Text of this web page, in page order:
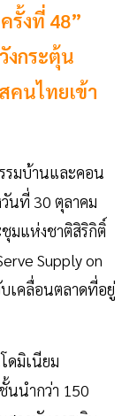
รั้งที่ 48”
งกระตุ้น
คนไทยเข้า
รมบ้านและคอน
วันที่ 30 ตุลาคม
มแห่งชาติสิริกิติ์
Supply on
เคลื่อนตลาดที่อยู่
ดมิเนียม
นนำกว่า 150